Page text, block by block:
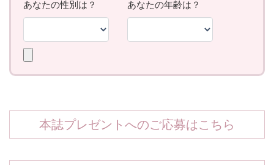
本誌プレゼントへのご応募はこちら